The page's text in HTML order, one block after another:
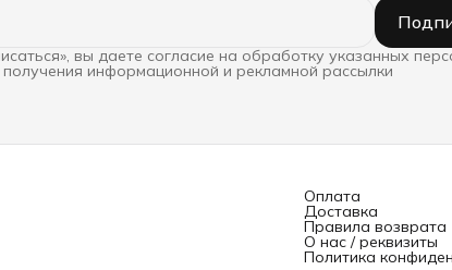
вы даете согласие на обработку указанных
информационной и рекламной рассылки
Оплата
Доставка
Правила возврата
О нас / реквизиты
Политика